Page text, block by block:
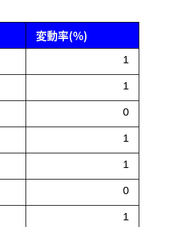
変動率(%)
1
1
0
1
1
0
1